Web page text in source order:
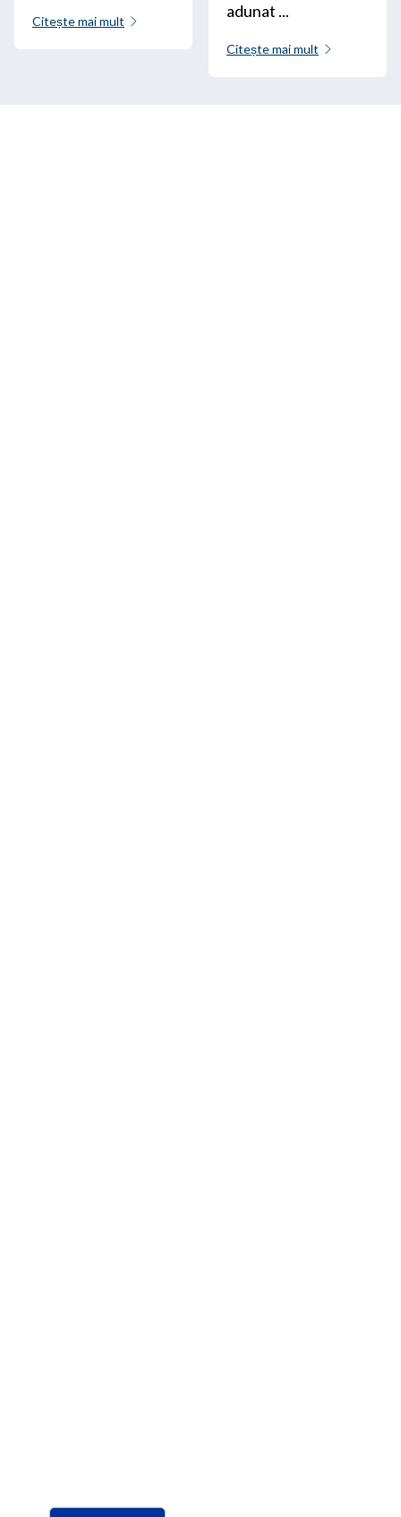
Citește mai mult
adunat ...
Citește mai mult